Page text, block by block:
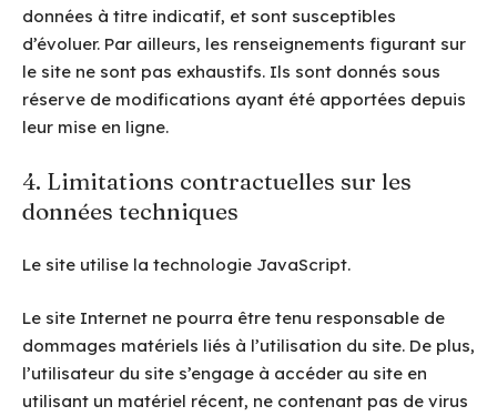
données à titre indicatif, et sont susceptibles
d’évoluer. Par ailleurs, les renseignements figurant sur
le site ne sont pas exhaustifs. Ils sont donnés sous
réserve de modifications ayant été apportées depuis
leur mise en ligne.
4. Limitations contractuelles sur les
données techniques
Le site utilise la technologie JavaScript.
Le site Internet ne pourra être tenu responsable de
dommages matériels liés à l’utilisation du site. De plus,
l’utilisateur du site s’engage à accéder au site en
utilisant un matériel récent, ne contenant pas de virus